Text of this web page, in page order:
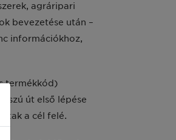
agráripari
bevezetése után –
információkhoz,
termékkód)
út első lépése
a cél felé.